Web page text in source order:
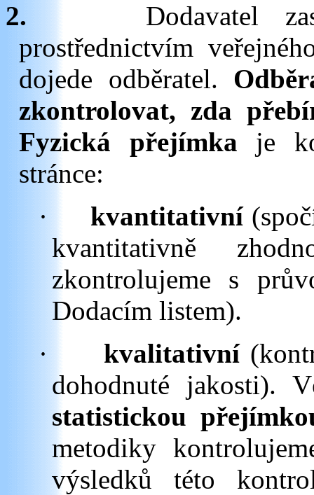
2.
Dodavatel
prostřednictvím
dojede odběratel.
zkontrolovat, zda
Fyzická přejímka je
stránce:
·
kvantitativní
kvantitativně
zkontrolujeme s
Dodacím listem).
·
kvalitativní
dohodnuté jakosti).
statistickou
metodiky
výsledků této